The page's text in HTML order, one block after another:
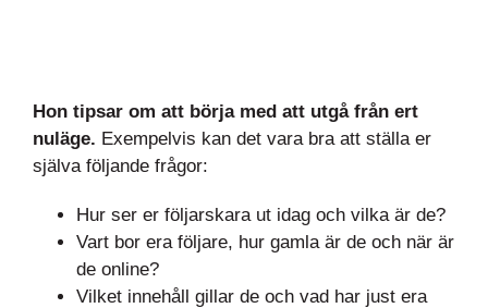
Hon tipsar om att börja med att utgå från ert
nuläge. Exempelvis kan det vara bra att ställa er
själva följande frågor:
Hur ser er följarskara ut idag och vilka är de?
Vart bor era följare, hur gamla är de och när är
de online?
Vilket innehåll gillar de och vad har just era